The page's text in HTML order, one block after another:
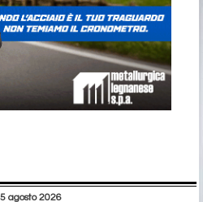
5 agosto 2026